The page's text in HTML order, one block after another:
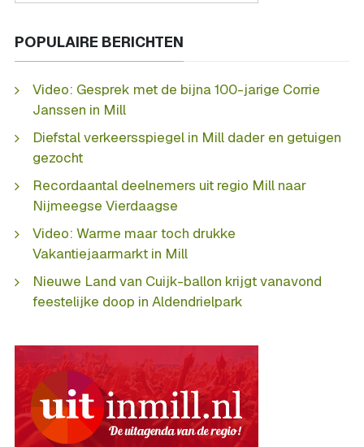
POPULAIRE BERICHTEN
Video: Gesprek met de bijna 100-jarige Corrie
Janssen in Mill
Diefstal verkeersspiegel in Mill dader en getuigen
gezocht
Recordaantal deelnemers uit regio Mill naar
Nijmeegse Vierdaagse
Video: Warme maar toch drukke
Vakantiejaarmarkt in Mill
Nieuwe Land van Cuijk-ballon krijgt vanavond
feestelijke doop in Aldendrielpark